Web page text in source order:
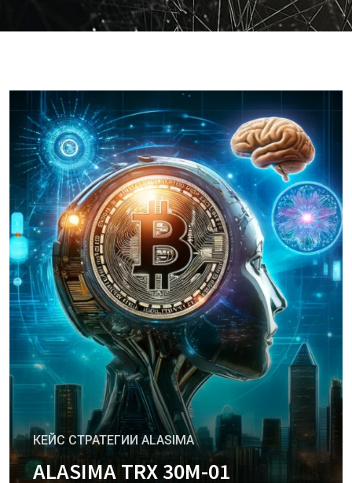
КЕЙС СТРАТЕГИИ ALASIMA
ALASIMA TRX 30M-01